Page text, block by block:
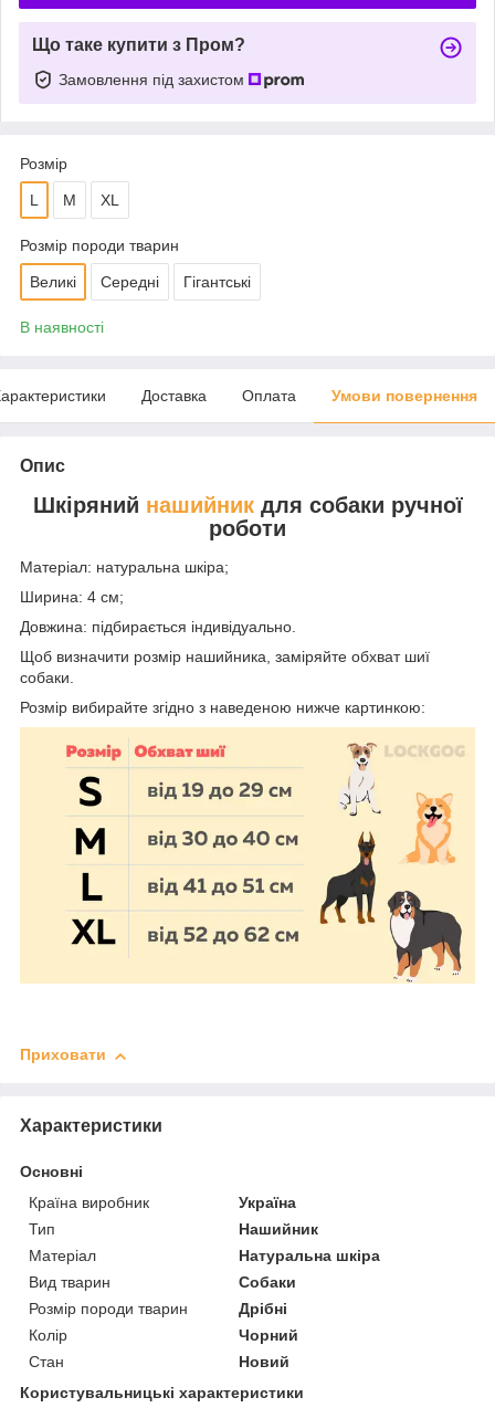
Що таке купити з Пром?
Замовлення під захистом
Розмір
L M XL
Розмір породи тварин
Великі Середні Гігантські
В наявності
Доставка Оплата Умови повернення
Опис
Шкіряний нашийникдля собаки ручної
роботи
Матеріал: натуральна шкіра;
Ширина: 4 см;
Довжина: підбирається індивідуально.
Щоб визначити розмір нашийника, заміряйте обхват шиї
собаки.
Розмір вибирайте згідно з наведеною нижче картинкою:
Приховати
Характеристики
Основні
Країна виробник
Україна
Тип
Нашийник
Матеріал
Натуральна шкіра
Вид тварин
Собаки
Розмір породи тварин
Дрібні
Колір
Чорний
Стан
Новий
Користувальницькі характеристики